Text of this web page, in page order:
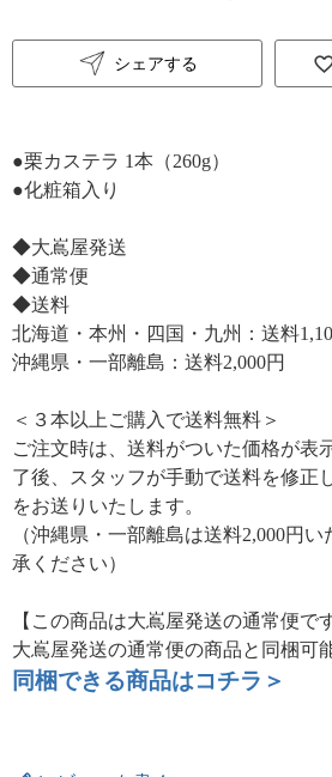
シェアする
●栗カステラ 1本（260g）
●化粧箱入り
◆大嶌屋発送
◆通常便
◆送料
北海道・本州・四国・九州：送料
沖縄県・一部離島：送料2,000円
＜３本以上ご購入で送料無料＞
ご注文時は、送料がついた価格が表
了後、スタッフが手動で送料を修正
をお送りいたします。
（沖縄県・一部離島は送料2,000円
承ください）
【この商品は大嶌屋発送の通常便で
大嶌屋発送の通常便の商品と同梱可
同梱できる商品はコチラ＞